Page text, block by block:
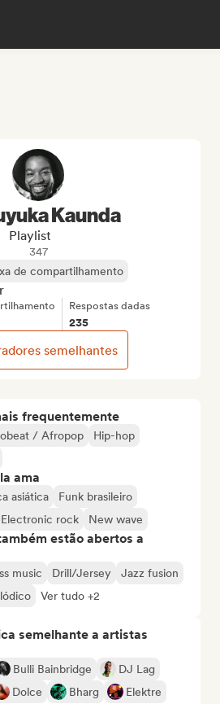
frequentemente
/ Afropop
Hip-hop
ama
asiática
Funk brasileiro
Electronic rock New wave
estão abertos a
music Drill/Jersey
Jazz fusion
Ver tudo +2
semelhante a artistas
Bulli Bainbridge
DJ Lag
Dolce Bharg
Elektre
Kaunda
Playlist
347
de compartilhamento
Respostas dadas
235
semelhantes